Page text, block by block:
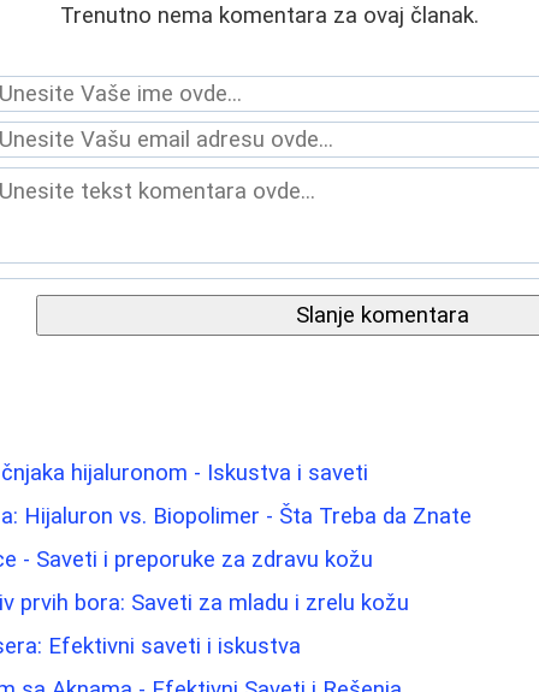
Trenutno nema komentara za ovaj članak.
Slanje komentara
hijaluronom - Iskustva i saveti
Hijaluron vs. Biopolimer - Šta Treba da Znate
- Saveti i preporuke za zdravu kožu
prvih bora: Saveti za mladu i zrelu kožu
Efektivni saveti i iskustva